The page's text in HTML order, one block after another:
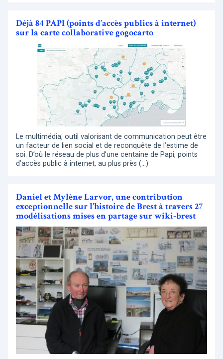
Déjà 84 PAPI (points d’accès publics à internet)
sur la carte collaborative gogocarto
Le multimédia, outil valorisant de communication peut être
un facteur de lien social et de reconquête de l’estime de
soi. D’où le réseau de plus d’une centaine de Papi, points
d’accès public à internet, au plus près (…)
Daniel et Mylène Larvor, une contribution
exceptionnelle sur l’histoire de Brest à travers 27
modélisations mises en partage sur wiki-brest